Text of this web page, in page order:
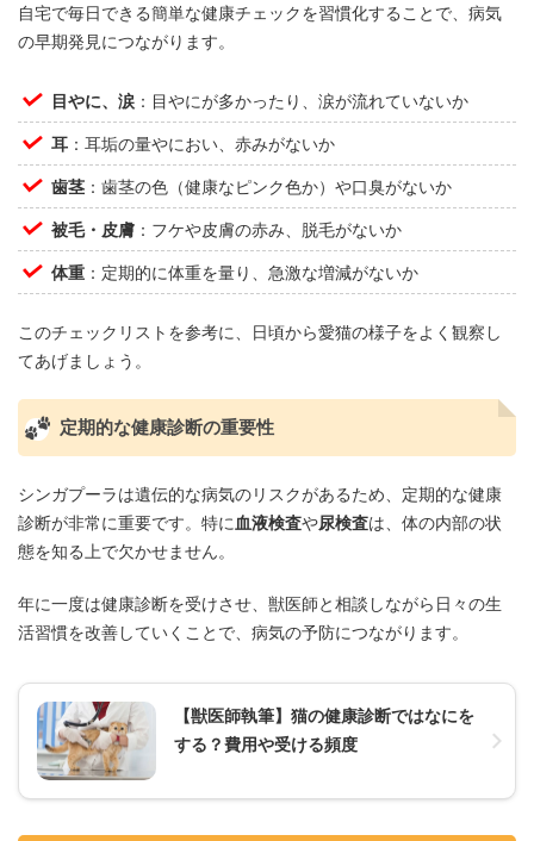
自宅で毎日できる簡単な健康チェックを習慣化することで、病気
の早期発見につながります。
目やに、涙 ：目やにが多かったり、涙が流れていないか
耳 ：耳垢の量やにおい、赤みがないか
歯茎 ：歯茎の色（健康なピンク色か）や口臭がないか
被毛・皮膚 ：フケや皮膚の赤み、脱毛がないか
体重 ：定期的に体重を量り、急激な増減がないか
このチェックリストを参考に、日頃から愛猫の様子をよく観察し
てあげましょう。
定期的な健康診断の重要性
シンガプーラは遺伝的な病気のリスクがあるため、定期的な健康
診断が非常に重要です。特に 血液検査や尿検査は、体の内部の状
態を知る上で欠かせません。
年に一度は健康診断を受けさせ、獣医師と相談しながら日々の生
活習慣を改善していくことで、病気の予防につながります。
【獣医師執筆】猫の健康診断ではなにを
する？費用や受ける頻度